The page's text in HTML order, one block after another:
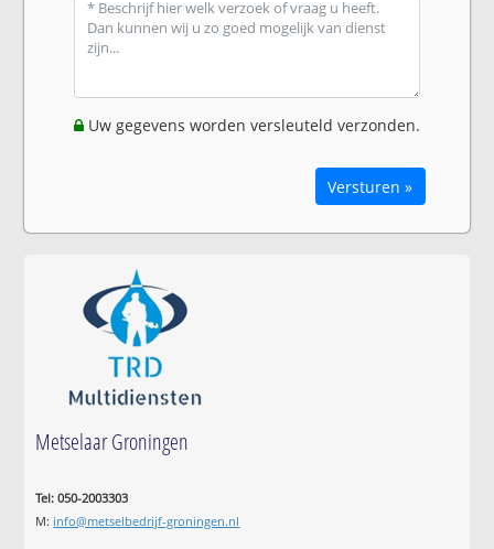
Uw gegevens worden versleuteld verzonden.
Versturen »
Metselaar Groningen
Tel: 050-2003303
M: info@metselbedrijf-groningen.nl